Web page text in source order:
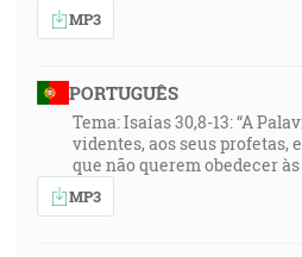
MP3
PORTUGUÊS
Tema: Isaías 30,8-13: “A
videntes, aos seus profetas,
que não querem obedecer
MP3